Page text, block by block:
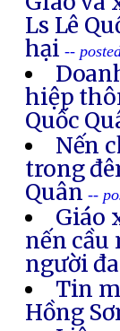
Ls Lê
hại--
hiệp
Quốc
Nến
trong
Quân--
Giáo
nến cầu
người
Tin
Hồng